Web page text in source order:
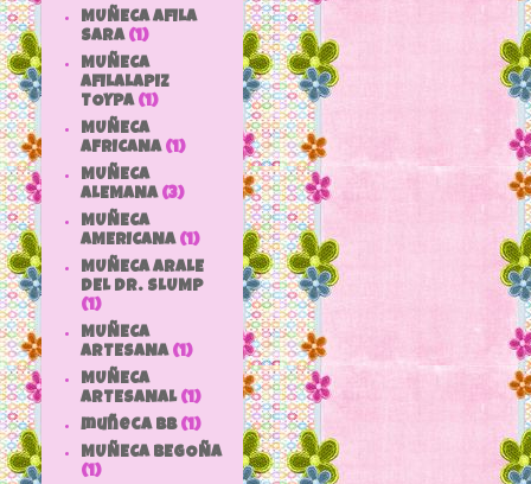
MUÑECA AFILA
SARA (1)
MUÑECA
AFILALAPIZ
TOYPA (1)
MUÑECA
AFRICANA (1)
MUÑECA
ALEMANA (3)
MUÑECA
AMERICANA (1)
MUÑECA ARALE
DEL DR. SLUMP
(1)
MUÑECA
ARTESANA (1)
MUÑECA
ARTESANAL (1)
muñeca bb (1)
MUÑECA BEGOÑA
(1)